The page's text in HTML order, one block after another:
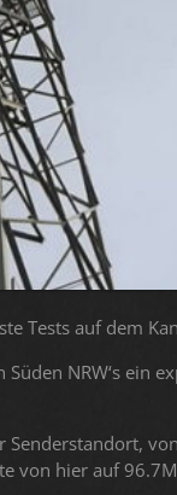
Tests auf dem
NRW‘s ein
von hier auf